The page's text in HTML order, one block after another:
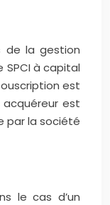
de la gestion
SPCI à capital
est
est
par la société
le cas d’un